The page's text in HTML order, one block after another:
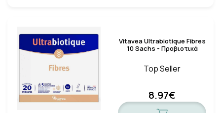
Vitavea Ultrabiotique Fibres
10 Sachs - Προβιοτικά
Top Seller
8.97€